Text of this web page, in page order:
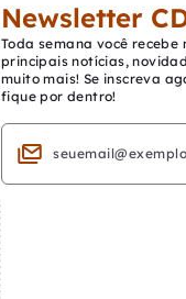
Newsletter
Toda semana você recebe
principais notícias,
muito mais! Se inscreva
fique por dentro!